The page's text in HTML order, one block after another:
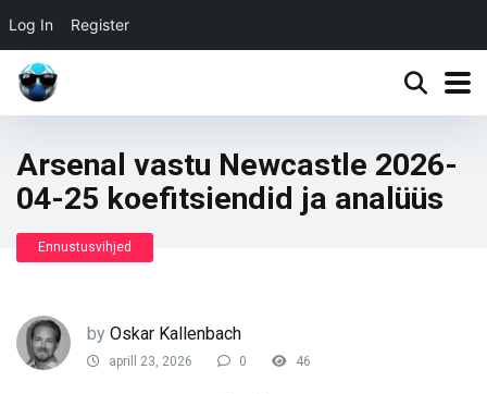
Log In Register
Arsenal vastu Newcastle 2026-
04-25 koefitsiendid ja analüüs
Ennustusvihjed
by Oskar Kallenbach
aprill 23, 2026 0 46